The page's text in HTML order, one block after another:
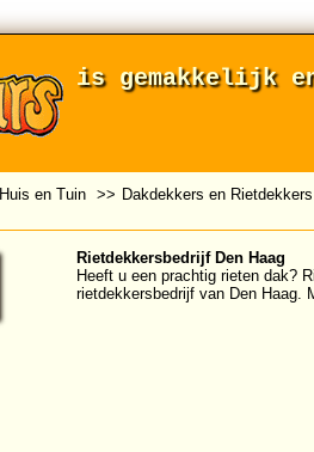
is gemakkelijk
Huis en Tuin >> Dakdekkers en Rietdekkers
Rietdekkersbedrijf Den Haag
Heeft u een prachtig rieten dak?
rietdekkersbedrijf van Den Haag.